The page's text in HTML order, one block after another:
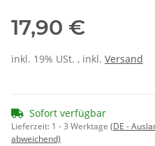
17,90 €
inkl. 19% USt. , inkl. Versand
Sofort verfügbar
Lieferzeit: 1 - 3 Werktage (DE -
abweichend)